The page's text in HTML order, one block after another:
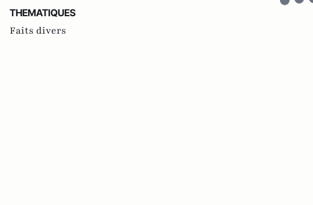
THEMATIQUES
Faits divers